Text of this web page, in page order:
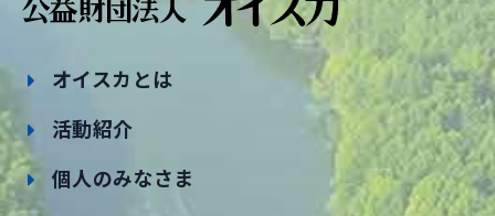
オイスカとは
活動紹介
個人のみなさま